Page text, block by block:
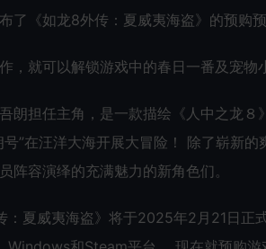
了《如龙8外传：夏威夷海盗》的预购
，就可以解锁游戏中的春日一番及宠
朗担任主角，是一款描绘《人中之龙
号”在汪洋大海开展大冒险！ 除了崭新
阵容演绎的充满魅力的新角色们。
：夏威夷海盗》将于2025年2月21日